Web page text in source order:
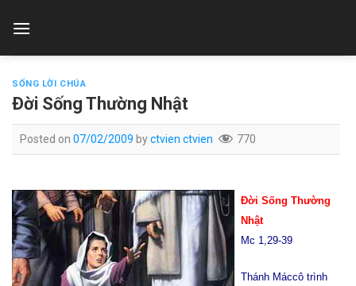
SỐNG LỜI CHÚA
Ðời Sống Thường Nhật
Posted on 07/02/2009 byctvien ctvien 770
Ðời Sống Thường
Nhật
Mc 1,29-39
Thánh Máccô trình